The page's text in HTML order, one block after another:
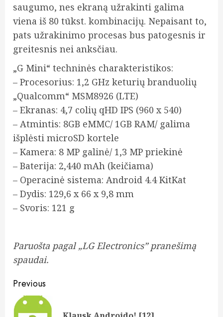
saugumo, nes ekraną užrakinti galima
viena iš 80 tūkst. kombinacijų. Nepaisant to,
pats užrakinimo procesas bus patogesnis ir
greitesnis nei anksčiau.
„G Mini“ techninės charakteristikos:
– Procesorius: 1,2 GHz keturių branduolių
„Qualcomm“ MSM8926 (LTE)
– Ekranas: 4,7 colių qHD IPS (960 x 540)
– Atmintis: 8GB eMMC/ 1GB RAM/ galima
išplėsti microSD kortele
– Kamera: 8 MP galinė/ 1,3 MP priekinė
– Baterija: 2,440 mAh (keičiama)
– Operacinė sistema: Android 4.4 KitKat
– Dydis: 129,6 x 66 x 9,8 mm
– Svoris: 121 g
Paruošta pagal „LG Electronics” pranešimą
spaudai.
Post
navigation
Previous